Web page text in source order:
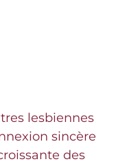
lesbiennes
sincère
des